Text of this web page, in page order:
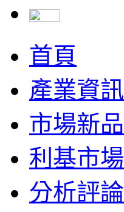
首頁
產業資訊
市場新品
利基市場
分析評論